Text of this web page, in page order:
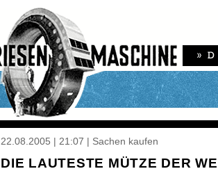
22.08.2005 | 21:07 | Sachen kaufen
DIE LAUTESTE MÜTZE DER